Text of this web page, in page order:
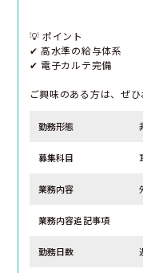
💡 ポイント
✔ 高水準の給与体系
✔ 電子カルテ完備
ご興味のある方は、ぜ
勤務形態
募集科目
業務内容
業務内容追記事項
勤務日数